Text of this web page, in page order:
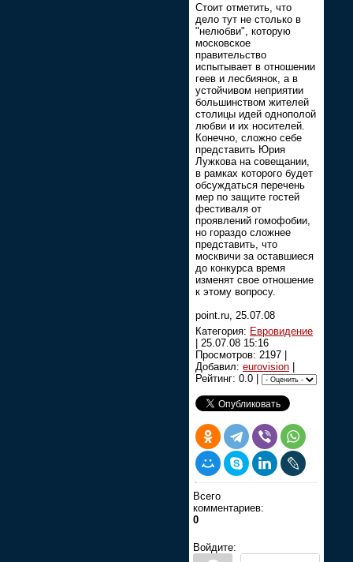
Стоит отметить, что
дело тут не столько в
"нелюбви", которую
московское
правительство
испытывает в отношении
геев и лесбиянок, а в
устойчивом неприятии
большинством жителей
столицы идей однополой
любви и их носителей.
Конечно, сложно себе
представить Юрия
Лужкова на совещании,
в рамках которого будет
обсуждаться перечень
мер по защите гостей
фестиваля от
проявлений гомофобии,
но гораздо сложнее
представить, что
москвичи за оставшиеся
до конкурса время
изменят свое отношение
к этому вопросу.
point.ru, 25.07.08
Категория: Евровидение
25.07.08 15:16
Просмотров: 2197 |
Добавил: eurovision
Рейтинг: 0.0 |
Всего
комментариев:
0
Войдите: